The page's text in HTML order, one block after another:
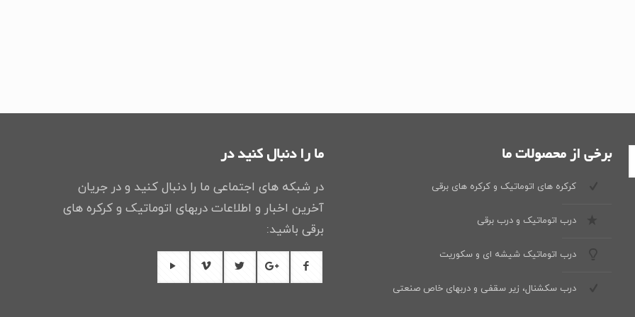
برخی از محصولات ما
کرکره های اتوماتیک و کرکره های برقی
درب اتوماتیک و درب برقی
درب اتوماتیک شیشه ای و سکوریت
درب سکشنال، زیر سقفی و دربهای خاص صنعتی
ما را دنبال کنید در
در شبکه های اجتماعی ما را دنبال کنید و در جریان
آخرین اخبار و اطلاعات دربهای اتوماتیک و کرکره های
برقی باشید: